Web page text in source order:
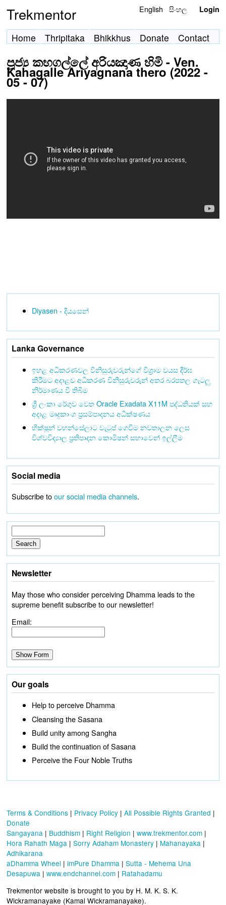
Trekmentor English සිංහල Login
Home Thripitaka Bhikkhus Donate Contact
පූජ්‍ය කහගල්ලේ අරියඤාණ හිමි - Ven.
Kahagalle Ariyagnana thero (2022 -
05 - 07)
Diyasen - දියසෙන්
Lanka Governance
ඉහළ අධිකරණවල විනිසුරුවරුන්ගේ විශ්‍රාම වයස දීර්ඝ
කිරීමට අදාළව අධිකරණ විනිසුරුවරුන් අතර බරපතල ගැටලු
නිර්මාණය වී තිබීම
ශ්‍රී ලංකා රේගුව වෙත Oracle Exadata X11M පද්ධතියක් සහ
අදාළ මෘදුකාංග ප්‍රසම්පාදනය අධීක්ෂණය
භික්ෂූන් වහන්සේලාට වැටුප් ගෙවීම නවතාලන ලෙස
විශ්වවිද්‍යාල ප්‍රතිපාදන කොමිෂන් සභාවෙන් ඉල්ලීම
Social media
Subscribe toour social media channels.
Newsletter
May those who consider perceiving Dhamma leads to the
supreme benefit subscribe to our newsletter!
Email:
Our goals
Help to perceive Dhamma
Cleansing the Sasana
Build unity among Sangha
Build the continuation of Sasana
Perceive the Four Noble Truths
Terms & Conditions | Privacy Policy | All Possible Rights Granted |
Donate
Sangayana | Buddhism | Right Religion | www.trekmentor.com |
Hora Rahath Maga | Sorry Adaham Monastery | Mahanayaka |
Adhikarana
aDhamma Wheel | imPure Dhamma | Sutta - Mehema Una
Desapuwa | www.endchannel.com | Ratahadamu
Trekmentor website is brought to you by H. M. K. S. K.
Wickramanayake (Kamal Wickramanayake).